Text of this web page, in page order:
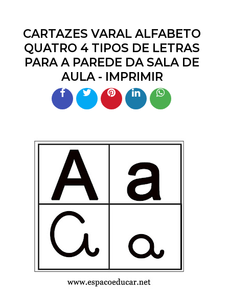
CARTAZES VARAL ALFABETO
QUATRO 4 TIPOS DE LETRAS
PARA A PAREDE DA SALA DE
AULA - IMPRIMIR